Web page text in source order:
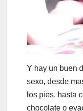
Y hay un buen
sexo, desde
los pies, hasta
chocolate o